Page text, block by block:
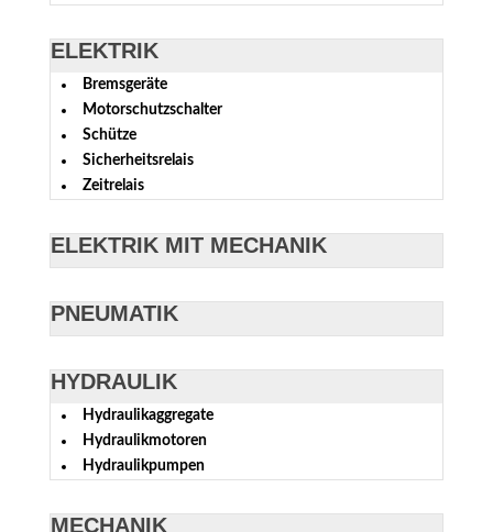
ELEKTRIK
Bremsgeräte
Motorschutzschalter
Schütze
Sicherheitsrelais
Zeitrelais
ELEKTRIK MIT MECHANIK
PNEUMATIK
HYDRAULIK
Hydraulikaggregate
Hydraulikmotoren
Hydraulikpumpen
MECHANIK